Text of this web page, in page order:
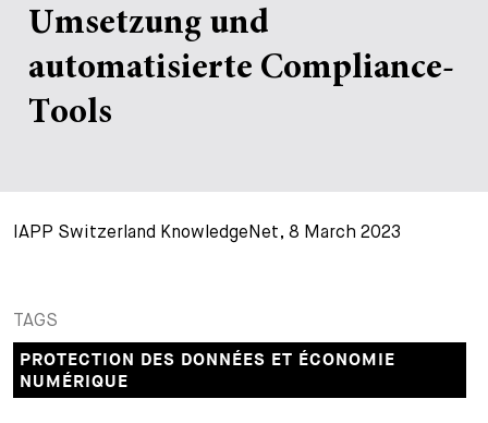
Corporate News
Briefing
Publication
Interventions
À propos de nous
Carrières
Travailler chez nous
Stagiaires de courte durée
Administration
Foire aux questions
Candidature spontanée
Votre carrière chez nous
Contact
Umsetzung und
automatisierte Compliance-
Tools
IAPP Switzerland KnowledgeNet, 8 March 2023
TAGS
PROTECTION DES DONNÉES ET ÉCONOMIE
NUMÉRIQUE